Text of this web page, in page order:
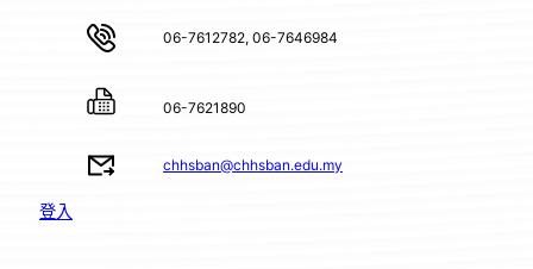
06-7612782, 06-7646984
06-7621890
chhsban@chhsban.edu.my
登入